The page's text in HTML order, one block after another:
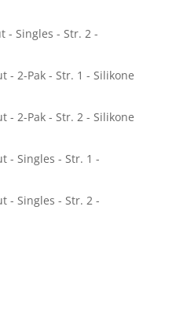
- Singles - Str. 2 -
- 2-Pak - Str. 1 - Silikone
- 2-Pak - Str. 2 - Silikone
- Singles - Str. 1 -
- Singles - Str. 2 -